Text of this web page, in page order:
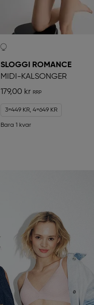
SLOGGI ROMANCE
MIDI-KALSONGER
179,00 kr
3=449 KR, 4=649 KR
Bara 1 kvar